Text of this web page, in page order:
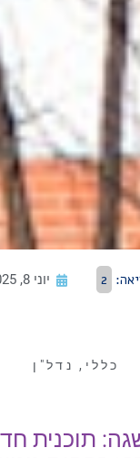
2 יוני 8, 2025
כללי , נדל"ן
תוכנית